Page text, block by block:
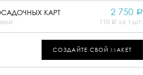
КАРТ 2 750 a
110 a за 1 шт.
СОЗДАЙТЕ СВОЙ МАКЕТ